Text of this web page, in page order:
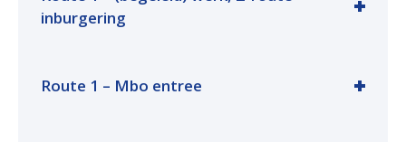
inburgering
Route 1 – Mbo entree